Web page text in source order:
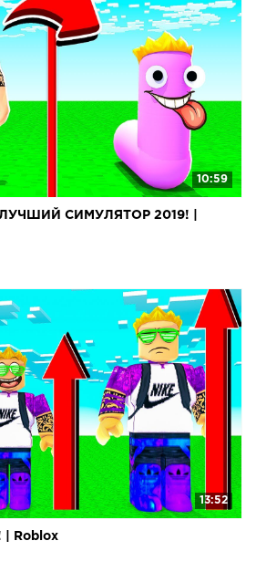
10:59
СИМУЛЯТОР 2019! |
13:52
Roblox